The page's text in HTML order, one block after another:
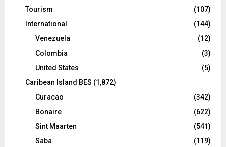
Tourism
(107)
International
(144)
Venezuela
(12)
Colombia
(3)
United States
(5)
Caribean Island BES (1,872)
Curacao
(342)
Bonaire
(622)
Sint Maarten
(541)
Saba
(119)